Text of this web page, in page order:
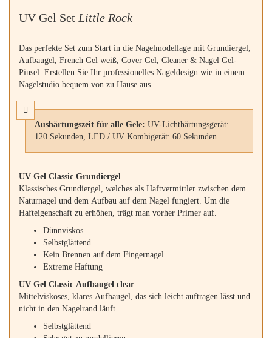
UV Gel Set Little Rock
Das perfekte Set zum Start in die Nagelmodellage mit Grundiergel,
Aufbaugel, French Gel weiß, Cover Gel, Cleaner & Nagel Gel-
Pinsel. Erstellen Sie Ihr professionelles Nageldesign wie in einem
Nagelstudio bequem von zu Hause aus.
Aushärtungszeit für alle Gele: UV-Lichthärtungsgerät:
120 Sekunden, LED / UV Kombigerät: 60 Sekunden
UV Gel Classic Grundiergel
Klassisches Grundiergel, welches als Haftvermittler zwischen dem
Naturnagel und dem Aufbau auf dem Nagel fungiert. Um die
Hafteigenschaft zu erhöhen, trägt man vorher Primer auf.
Dünnviskos
Selbstglättend
Kein Brennen auf dem Fingernagel
Extreme Haftung
UV Gel Classic Aufbaugel clear
Mittelviskoses, klares Aufbaugel, das sich leicht auftragen lässt und
nicht in den Nagelrand läuft.
Selbstglättend